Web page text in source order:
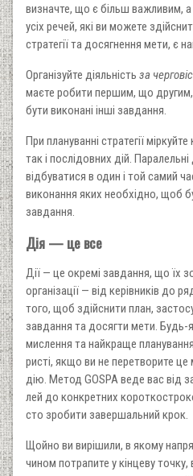
визначте, що є більш
усіх речей, які ви можете
стратегії та досягнення мети, є
Організуйте діяльність за
маєте робити першим, що
бути виконані інші завдання.
При плануванні стратегії
так і послідовних дій.
відбуватися в один і той самий
виконання яких необхідно, щоб
завдання.
Дія — це все
Дії — це окремі завдання, що їх
організації — від керівників до
того, щоб здійснити план,
завдання та досягти мети. Будь-
мислення та найкраще
ристі, якщо ви не перетворите
дію. Метод GOSPA веде вас від
лей до конкретних
сто зробити завершальний крок.
Щойно ви вирішили, в якому
чином потрапите у кінцеву